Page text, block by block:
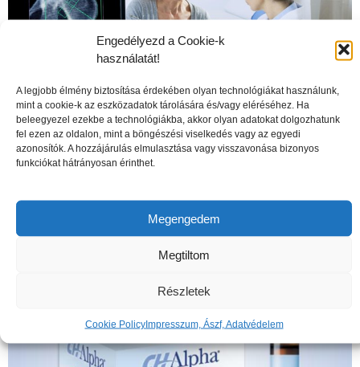
Engedélyezd a Cookie-k
használatát!
A legjobb élmény biztosítása érdekében olyan technológiákat használunk,
mint a cookie-k az eszközadatok tárolására és/vagy eléréséhez. Ha
beleegyezel ezekbe a technológiákba, akkor olyan adatokat dolgozhatunk
fel ezen az oldalon, mint a böngészési viselkedés vagy az egyedi
azonosítók. A hozzájárulás elmulasztása vagy visszavonása bizonyos
funkciókat hátrányosan érinthet.
Megengedem
Megtiltom
Részletek
Cookie PolicyImpresszum, Ászf, Adatvédelem
A csontritkulás veszélyei